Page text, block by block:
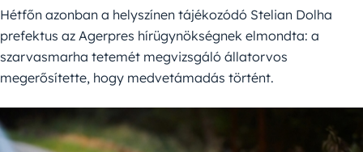
Hétfőn azonban a helyszínen tájékozódó Stelian Dolha
prefektus az Agerpres hírügynökségnek elmondta: a
szarvasmarha tetemét megvizsgáló állatorvos
megerősítette, hogy medvetámadás történt.